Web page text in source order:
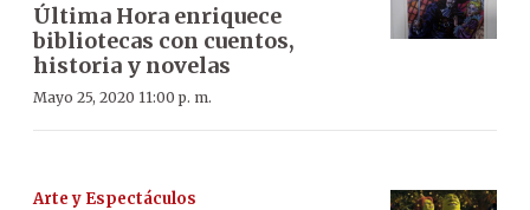
Última Hora enriquece
bibliotecas con cuentos,
historia y novelas
Mayo 25, 2020 11:00 p. m.
Arte y Espectáculos